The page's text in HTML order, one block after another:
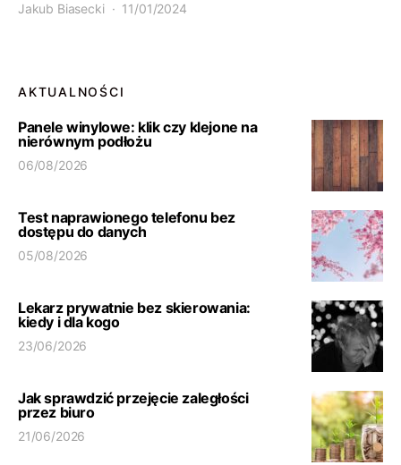
Jakub Biasecki 11/01/2024
AKTUALNOŚCI
Panele winylowe: klik czy klejone na
nierównym podłożu
06/08/2026
Test naprawionego telefonu bez
dostępu do danych
05/08/2026
Lekarz prywatnie bez skierowania:
kiedy i dla kogo
23/06/2026
Jak sprawdzić przejęcie zaległości
przez biuro
21/06/2026